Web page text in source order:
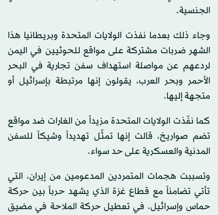
الجنسية.
وجاء ذلك بعدما نفذت الولايات المتحدة وبريطانيا هذا
الشهر ضربات مشتركة على مواقع للحوثيين في اليمن
لردعهم عن مواصلة استهداف سفن تجارية في البحر
الأحمر وبحر العرب، يقولون إنها مرتبطة بإسرائيل أو
متجهة إليها.
كما نفّذت الولايات المتحدة مزيداً من الغارات ضد مواقع
تضم صواريخ، قالت إنها تمثّل تهديداً وشيكاً للسفن
المدنية والعسكرية على حد سواء.
وتسببت هجمات المتمردين المدعومين من إيران، التي
تأتي تضامناً مع قطاع غزة الذي يشهد حرباً بين حركة
حماس وإسرائيل، في تعطيل حركة الملاحة في مضيق